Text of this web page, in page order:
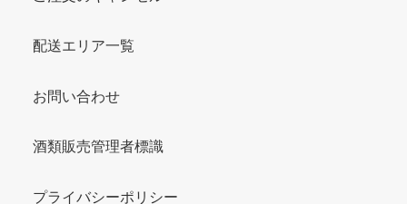
配送エリア一覧
お問い合わせ
酒類販売管理者標識
プライバシーポリシー